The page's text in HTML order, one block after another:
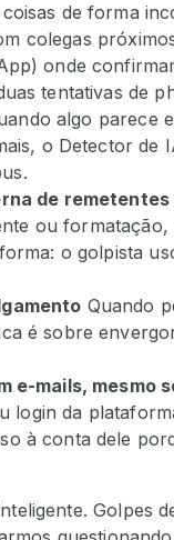
de forma
colegas
onde
tentativas de
algo parece
o Detector de
de remetentes
ou
o golpista
Quando
é sobre
e-mails, mesmo
login da
à conta dele
Golpes